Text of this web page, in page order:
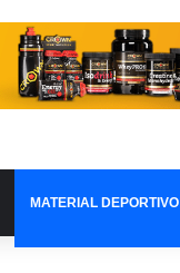
MATERIAL DEPORTIVO